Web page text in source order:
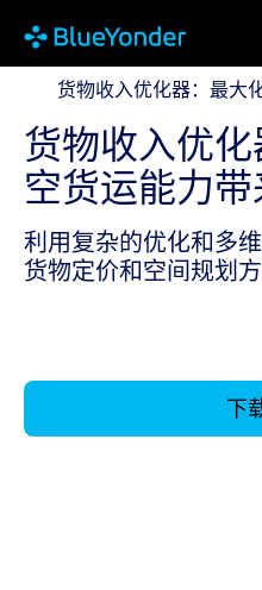
货物收入优化器：最大化
货物收入优化器：最大
货物收入优
空货运能力
利用复杂的优化和多
货物定价和空间规划方
下